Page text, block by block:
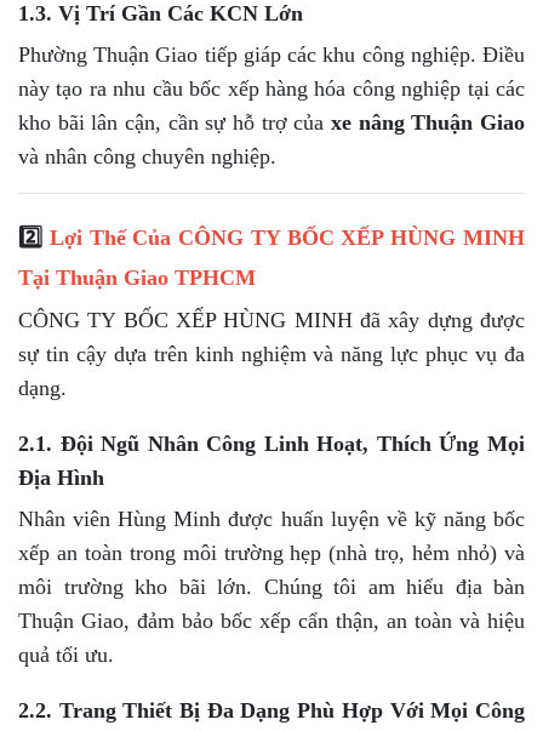
1.3. Vị Trí Gần Các KCN Lớn
Phường Thuận Giao tiếp giáp các khu công nghiệp. Điều
này tạo ra nhu cầu bốc xếp hàng hóa công nghiệp tại các
kho bãi lân cận, cần sự hỗ trợ của xe nâng Thuận Giao
và nhân công chuyên nghiệp.
2️⃣ Lợi Thế Của CÔNG TY BỐC XẾP HÙNG MINH
Tại Thuận Giao TPHCM
CÔNG TY BỐC XẾP HÙNG MINH đã xây dựng được
sự tin cậy dựa trên kinh nghiệm và năng lực phục vụ đa
dạng.
2.1. Đội Ngũ Nhân Công Linh Hoạt, Thích Ứng Mọi
Địa Hình
Nhân viên Hùng Minh được huấn luyện về kỹ năng bốc
xếp an toàn trong môi trường hẹp (nhà trọ, hẻm nhỏ) và
môi trường kho bãi lớn. Chúng tôi am hiểu địa bàn
Thuận Giao, đảm bảo bốc xếp cẩn thận, an toàn và hiệu
quả tối ưu.
2.2. Trang Thiết Bị Đa Dạng Phù Hợp Với Mọi Công